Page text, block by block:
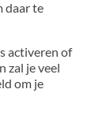
daar te
activeren of
zal je veel
om je